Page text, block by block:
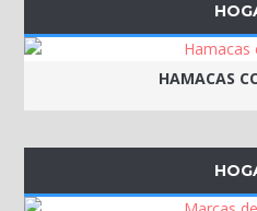
HAMACAS